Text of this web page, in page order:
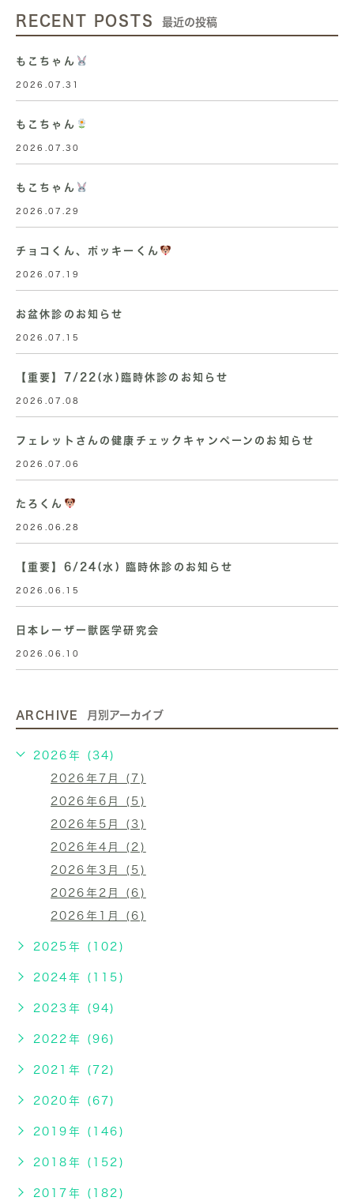
RECENT POSTS 最近の投稿
もこちゃん
2026.07.31
もこちゃん
2026.07.30
もこちゃん
2026.07.29
チョコくん、ポッキーくん
2026.07.19
お盆休診のお知らせ
2026.07.15
【重要】7/22(水)臨時休診のお知らせ
2026.07.08
フェレットさんの健康チェックキャンペーンのお知らせ
2026.07.06
たろくん
2026.06.28
【重要】6/24(水) 臨時休診のお知らせ
2026.06.15
日本レーザー獣医学研究会
2026.06.10
ARCHIVE 月別アーカイブ
2026年 (34)
2026年7月 (7)
2026年6月 (5)
2026年5月 (3)
2026年4月 (2)
2026年3月 (5)
2026年2月 (6)
2026年1月 (6)
2025年 (102)
2024年 (115)
2023年 (94)
2022年 (96)
2021年 (72)
2020年 (67)
2019年 (146)
2018年 (152)
2017年 (182)